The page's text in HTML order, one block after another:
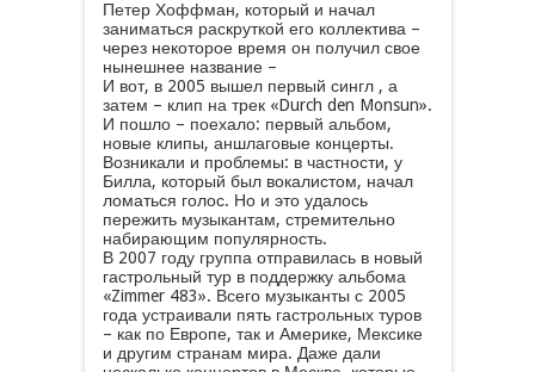
Петер Хоффман, который и начал
заниматься раскруткой его коллектива –
через некоторое время он получил свое
нынешнее название –
И вот, в 2005 вышел первый сингл , а
затем – клип на трек «Durch den Monsun».
И пошло – поехало: первый альбом,
новые клипы, аншлаговые концерты.
Возникали и проблемы: в частности, у
Билла, который был вокалистом, начал
ломаться голос. Но и это удалось
пережить музыкантам, стремительно
набирающим популярность.
В 2007 году группа отправилась в новый
гастрольный тур в поддержку альбома
«Zimmer 483». Всего музыканты с 2005
года устраивали пять гастрольных туров
– как по Европе, так и Америке, Мексике
и другим странам мира. Даже дали